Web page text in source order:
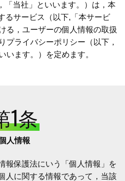
「当社」といいます。）は，本
るサービス（以下,「本サービ
る，ユーザーの個人情報の取扱
プライバシーポリシー（以下，
います。）を定めます。
1条
人情報
報保護法にいう「個人情報」を
人に関する情報であって，当該